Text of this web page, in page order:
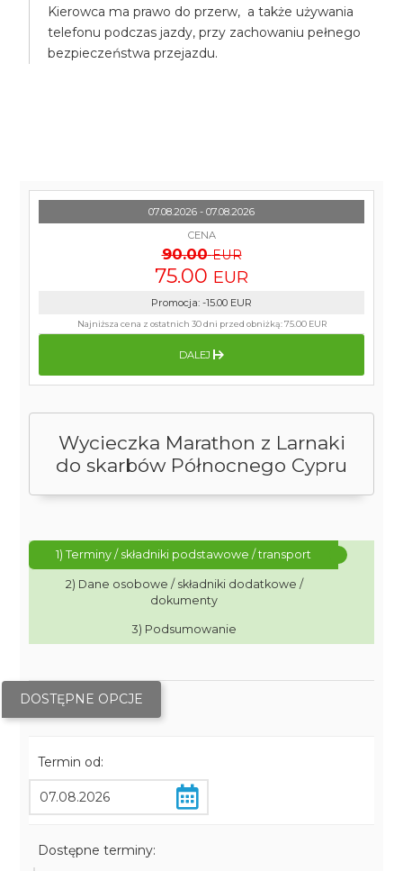
Kierowca ma prawo do przerw, a także używania
telefonu podczas jazdy, przy zachowaniu pełnego
bezpieczeństwa przejazdu.
Wycieczka Marathon z Larnaki
do skarbów Północnego Cypru
1) Terminy / składniki podstawowe / transport
2) Dane osobowe / składniki dodatkowe /
dokumenty
3) Podsumowanie
DOSTĘPNE OPCJE
Termin od:
Dostępne terminy:
07.08.2026 - 07.08.2026
CENA
90.00 EUR
75.00 EUR
Promocja: -15.00 EUR
Najniższa cena z ostatnich 30 dni przed obniżką:75.00 EUR
DALEJ